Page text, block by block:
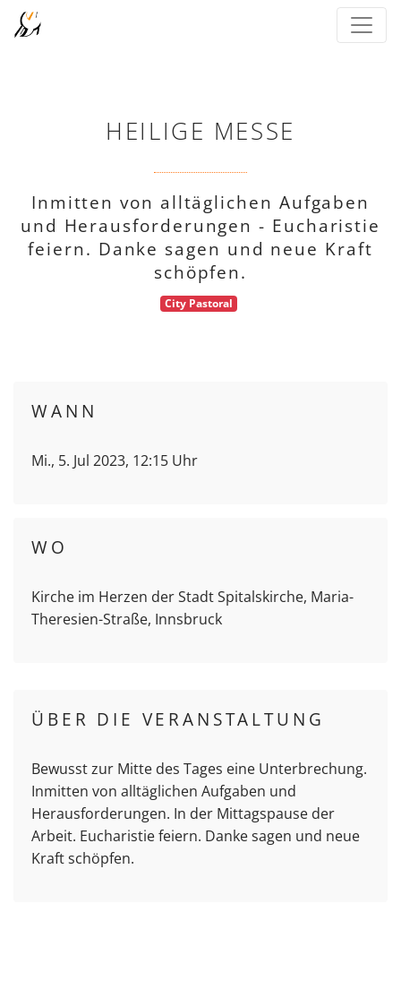
HEILIGE MESSE
Inmitten von alltäglichen Aufgaben
und Herausforderungen - Eucharistie
feiern. Danke sagen und neue Kraft
schöpfen.
City Pastoral
WANN
Mi., 5. Jul 2023, 12:15 Uhr
WO
Kirche im Herzen der Stadt Spitalskirche, Maria-
Theresien-Straße, Innsbruck
ÜBER DIE VERANSTALTUNG
Bewusst zur Mitte des Tages eine Unterbrechung.
Inmitten von alltäglichen Aufgaben und
Herausforderungen. In der Mittagspause der
Arbeit. Eucharistie feiern. Danke sagen und neue
Kraft schöpfen.